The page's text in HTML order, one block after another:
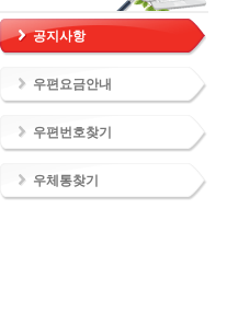
공지사항
우편요금안내
우편번호찾기
우체통찾기